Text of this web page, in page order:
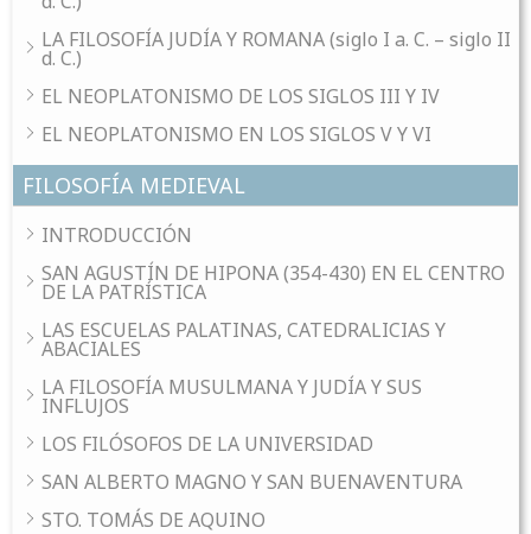
LA FILOSOFÍA JUDÍA Y ROMANA (siglo I a. C. – siglo II
d. C.)
EL NEOPLATONISMO DE LOS SIGLOS III Y IV
EL NEOPLATONISMO EN LOS SIGLOS V Y VI
FILOSOFÍA MEDIEVAL
INTRODUCCIÓN
SAN AGUSTÍN DE HIPONA (354-430) EN EL CENTRO
DE LA PATRÍSTICA
LAS ESCUELAS PALATINAS, CATEDRALICIAS Y
ABACIALES
LA FILOSOFÍA MUSULMANA Y JUDÍA Y SUS
INFLUJOS
LOS FILÓSOFOS DE LA UNIVERSIDAD
SAN ALBERTO MAGNO Y SAN BUENAVENTURA
STO. TOMÁS DE AQUINO